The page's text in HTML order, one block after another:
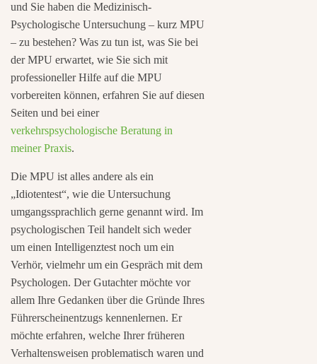
und Sie haben die Medizinisch-
Psychologische Untersuchung – kurz MPU
– zu bestehen? Was zu tun ist, was Sie bei
der MPU erwartet, wie Sie sich mit
professioneller Hilfe auf die MPU
vorbereiten können, erfahren Sie auf diesen
Seiten und bei einer
verkehrspsychologische Beratung in
meiner Praxis.
Die MPU ist alles andere als ein
„Idiotentest“, wie die Untersuchung
umgangssprachlich gerne genannt wird. Im
psychologischen Teil handelt sich weder
um einen Intelligenztest noch um ein
Verhör, vielmehr um ein Gespräch mit dem
Psychologen. Der Gutachter möchte vor
allem Ihre Gedanken über die Gründe Ihres
Führerscheinentzugs kennenlernen. Er
möchte erfahren, welche Ihrer früheren
Verhaltensweisen problematisch waren und